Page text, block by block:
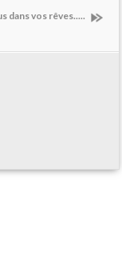
dans vos rêves.....